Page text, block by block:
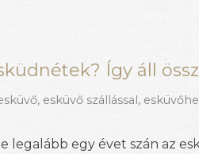
Így áll
, esküvő szállással,
legalább egy évet szán az